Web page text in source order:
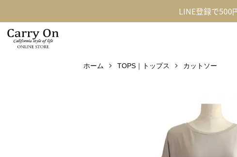
LINE登録で500
ホーム TOPS｜トップス カットソー